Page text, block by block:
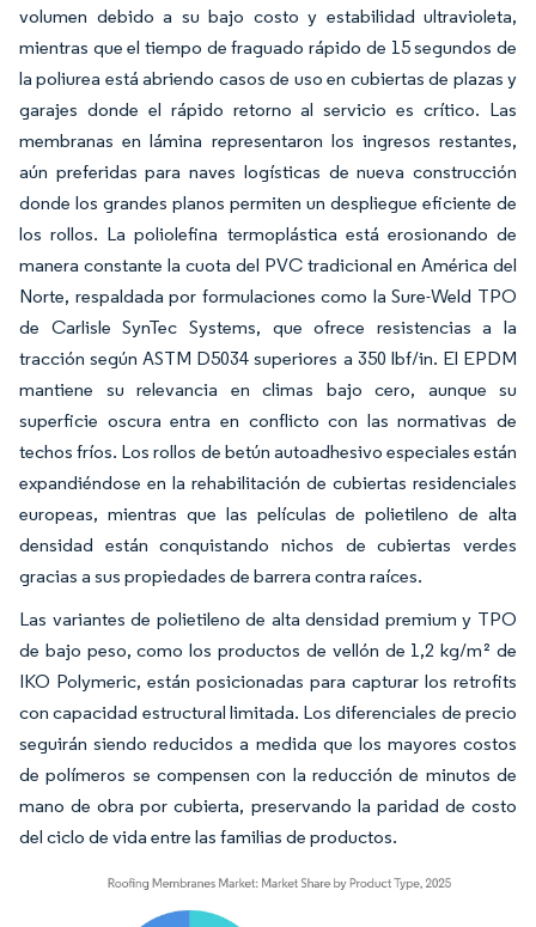
volumen debido a su bajo costo y estabilidad ultravioleta,
mientras que el tiempo de fraguado rápido de 15 segundos de
la poliurea está abriendo casos de uso en cubiertas de plazas y
garajes donde el rápido retorno al servicio es crítico. Las
membranas en lámina representaron los ingresos restantes,
aún preferidas para naves logísticas de nueva construcción
donde los grandes planos permiten un despliegue eficiente de
los rollos. La poliolefina termoplástica está erosionando de
manera constante la cuota del PVC tradicional en América del
Norte, respaldada por formulaciones como la Sure-Weld TPO
de Carlisle SynTec Systems, que ofrece resistencias a la
tracción según ASTM D5034 superiores a 350 lbf/in. El EPDM
mantiene su relevancia en climas bajo cero, aunque su
superficie oscura entra en conflicto con las normativas de
techos fríos. Los rollos de betún autoadhesivo especiales están
expandiéndose en la rehabilitación de cubiertas residenciales
europeas, mientras que las películas de polietileno de alta
densidad están conquistando nichos de cubiertas verdes
gracias a sus propiedades de barrera contra raíces.
Las variantes de polietileno de alta densidad premium y TPO
de bajo peso, como los productos de vellón de 1,2 kg/m² de
IKO Polymeric, están posicionadas para capturar los retrofits
con capacidad estructural limitada. Los diferenciales de precio
seguirán siendo reducidos a medida que los mayores costos
de polímeros se compensen con la reducción de minutos de
mano de obra por cubierta, preservando la paridad de costo
del ciclo de vida entre las familias de productos.